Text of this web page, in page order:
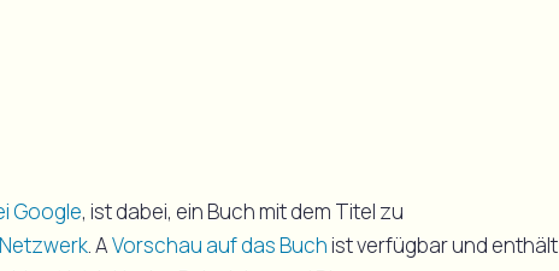
Google, ist dabei, ein Buch mit dem Titel zu
. AVorschau auf das Buchist verfügbar und enthält